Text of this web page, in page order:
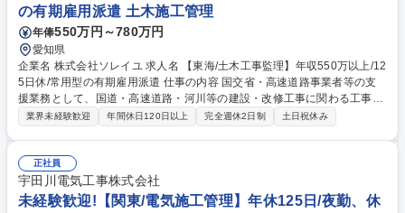
の有期雇用派遣 土木施工管理
年俸550万円～780万円
愛知県
企業名 株式会社ソレイユ 求人名 【東海/土木工事監理】年収550万以上/12
5日休/常用型の有期雇用派遣 仕事の内容 国交省・高速道路事業者等の支
援業務として、国道・高速道路・河川等の建設・改修工事に関わる工事監
督業務を発注者の補助的立場で行います 。 ■工事発注補助・品質管理・工
更範囲】当社の指定する業務 ※建物・地面に改変を加える業務は発生いた
しません。 募集職種 【東海/土木工事監理】年収550万以上/125日休/常用
型の有期雇用派遣
業界未経験歓迎 年間休日120日以上 完全週休2日制 土日祝休み
正社員
宇田川電気工事株式会社
未経験歓迎!【関東/電気施工管理】年休125日/夜勤、休